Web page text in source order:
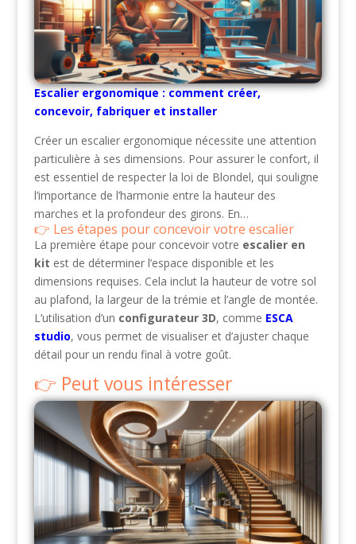
Escalier ergonomique : comment créer,
concevoir, fabriquer et installer
Créer un escalier ergonomique nécessite une attention
particulière à ses dimensions. Pour assurer le confort, il
est essentiel de respecter la loi de Blondel, qui souligne
l’importance de l’harmonie entre la hauteur des
marches et la profondeur des girons. En…
Les étapes pour concevoir votre escalier
La première étape pour concevoir votre escalier en
kit est de déterminer l’espace disponible et les
dimensions requises. Cela inclut la hauteur de votre sol
au plafond, la largeur de la trémie et l’angle de montée.
L’utilisation d’un configurateur 3D, comme ESCA
studio, vous permet de visualiser et d’ajuster chaque
détail pour un rendu final à votre goût.
Peut vous intéresser